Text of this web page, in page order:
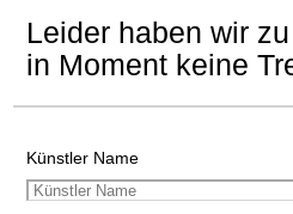
Leider haben wir
in Moment keine
Künstler Name